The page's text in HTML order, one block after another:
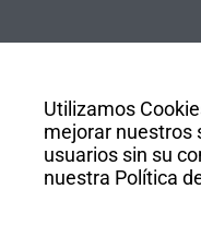
Utilizamos
mejorar nuestros
usuarios sin su
nuestra Política